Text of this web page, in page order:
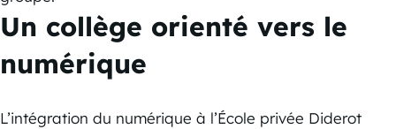
Un collège orienté vers le
numérique
L’intégration du numérique à l’École privée Diderot